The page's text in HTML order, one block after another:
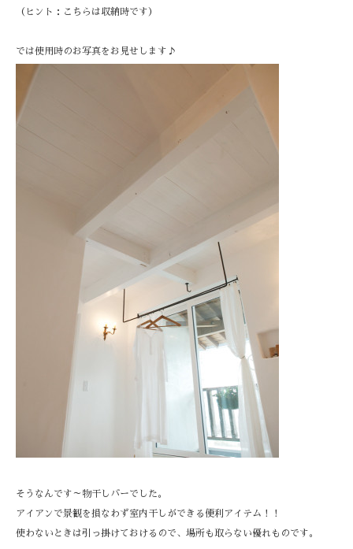
（ヒント：こちらは収納時です）
では使用時のお写真をお見せします♪
そうなんです～物干しバーでした。
アイアンで景観を損なわず室内干しができる便利アイテム！！
使わないときは引っ掛けておけるので、場所も取らない優れものです。